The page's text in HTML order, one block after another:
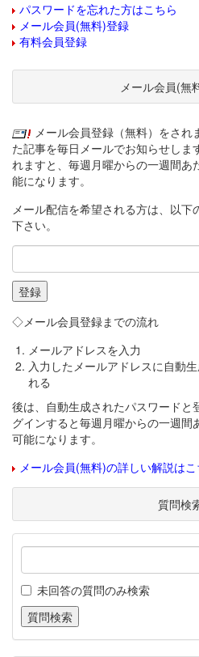
パスワードを忘れた方はこちら
メール会員(無料)登録
有料会員登録
メール会員(無
メール会員登録（無料）をされ
た記事を毎日メールでお知らせしま
れますと、毎週月曜からの一週間あ
能になります。
メール配信を希望される方は、以下
下さい。
◇メール会員登録までの流れ
メールアドレスを入力
入力したメールアドレスに自動
れる
後は、自動生成されたパスワードと
グインすると毎週月曜からの一週
可能になります。
メール会員(無料)の詳しい解説はこ
質問検
未回答の質問のみ検索